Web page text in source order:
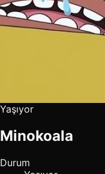
Yaşıyor
Minokoala
Durum